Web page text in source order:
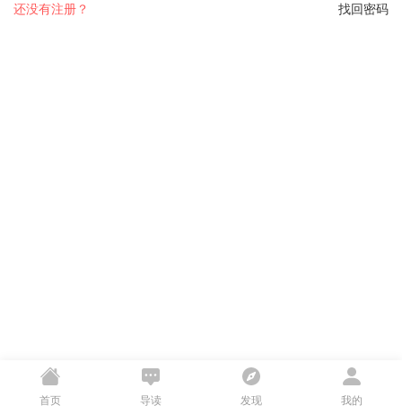
找回密码
还没有注册？
首页 导读 发现 我的